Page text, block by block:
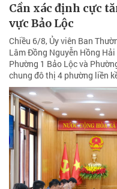
Cần xác định cực
vực Bảo Lộc
Chiều 6/8, Ủy viên Ban
Lâm Đồng Nguyễn Hồng
Phường 1 Bảo Lộc và
chung đô thị 4 phường liền